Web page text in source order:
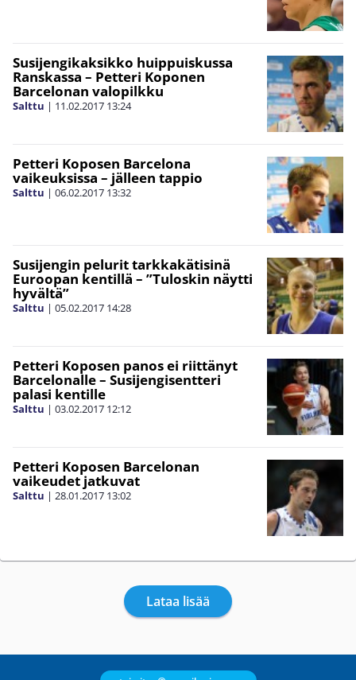
Susijengikaksikko huippuiskussa
Ranskassa – Petteri Koponen
Barcelonan valopilkku
Salttu | 11.02.2017 13:24
Petteri Koposen Barcelona
vaikeuksissa – jälleen tappio
Salttu | 06.02.2017 13:32
Susijengin pelurit tarkkakätisinä
Euroopan kentillä – ”Tuloskin näytti
hyvältä”
Salttu | 05.02.2017 14:28
Petteri Koposen panos ei riittänyt
Barcelonalle – Susijengisentteri
palasi kentille
Salttu | 03.02.2017 12:12
Petteri Koposen Barcelonan
vaikeudet jatkuvat
Salttu | 28.01.2017 13:02
Lataa lisää